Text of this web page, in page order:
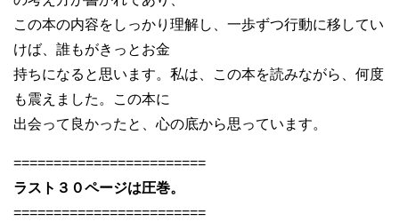
この本の内容をしっかり理解し、一歩ずつ行動に移してい
けば、誰もがきっとお金
持ちになると思います。私は、この本を読みながら、何度
も震えました。この本に
出会って良かったと、心の底から思っています。
========================
ラスト３０ページは圧巻。
========================